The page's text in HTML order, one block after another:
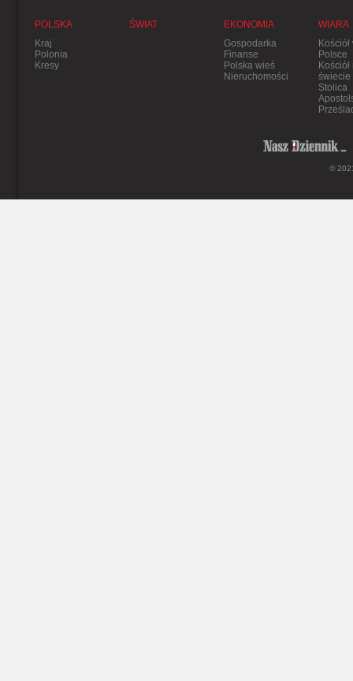
POLSKA
Kraj
Polonia
Kresy
ŚWIAT
EKONOMIA
Gospodarka
Finanse
Polska wieś
Nieruchomości
WIARA
Kościół
Polsce
Kościół
świecie
Stolica
©